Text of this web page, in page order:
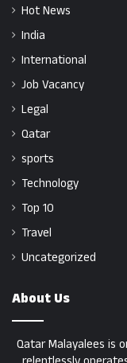
Hot News
India
International
Job Vacancy
Legal
Qatar
sports
Technology
Top 10
Travel
Uncategorized
About Us
Qatar Malayalees is